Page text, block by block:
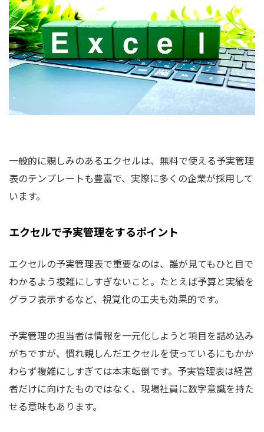
一般的に親しみのあるエクセルは、無料で使える予実管理
表のテンプレートも豊富で、実際に多くの企業が採用して
います。
エクセルで予実管理をするポイント
エクセルの予実管理表で重要なのは、誰が見てもひと目で
わかるよう複雑にしすぎないこと。たとえば予算と実績を
グラフ表示するなど、視覚化の工夫も効果的です。
予実管理の担当者は情報を一元化しようと項目を詰め込み
がちですが、慣れ親しんだエクセルを使っているにもかか
わらず複雑にしすぎては本末転倒です。予実管理表は経営
者だけに向けたものではなく、現場社員に数字意識を持た
せる意味もあります。